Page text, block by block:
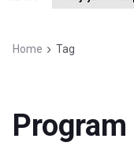
Home Tag